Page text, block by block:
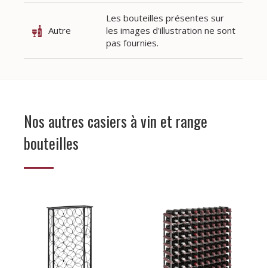
Autre
Les bouteilles présentes sur
les images d'illustration ne sont
pas fournies.
Nos autres casiers à vin et range
bouteilles